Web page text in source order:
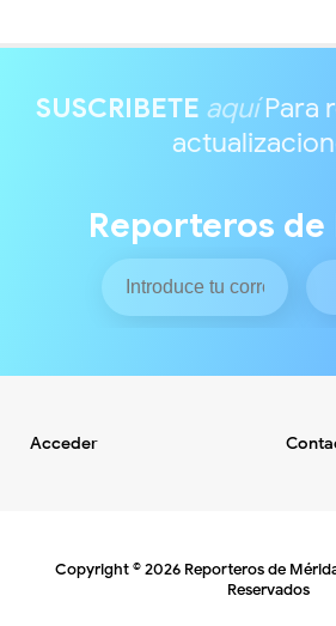
SUSCRIBETE aquíPara
Reporteros de
Acceder
Copyright ©2026 Reporteros de
Reservados